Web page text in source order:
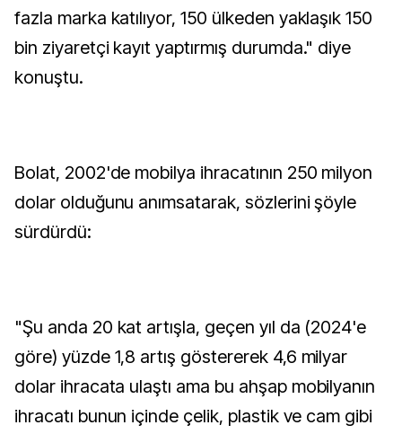
fazla marka katılıyor, 150 ülkeden yaklaşık 150
bin ziyaretçi kayıt yaptırmış durumda." diye
konuştu.
Bolat, 2002'de mobilya ihracatının 250 milyon
dolar olduğunu anımsatarak, sözlerini şöyle
sürdürdü:
"Şu anda 20 kat artışla, geçen yıl da (2024'e
göre) yüzde 1,8 artış göstererek 4,6 milyar
dolar ihracata ulaştı ama bu ahşap mobilyanın
ihracatı bunun içinde çelik, plastik ve cam gibi